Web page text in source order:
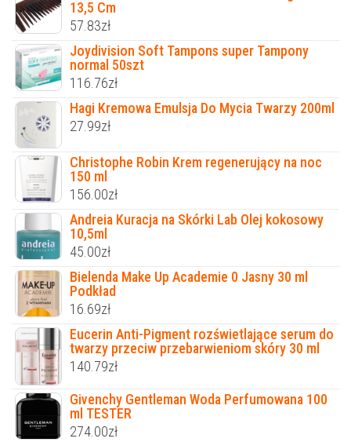
13,5 Cm
57.83zł
Joydivision Soft Tampons super Tampony
normal 50szt
116.76zł
Hagi Kremowa Emulsja Do Mycia Twarzy 200ml
27.99zł
Christophe Robin Krem regenerujący na noc
150 ml
156.00zł
Andreia Kuracja na Skórki Lab Olej kokosowy
10,5ml
45.00zł
Bielenda Make Up Academie 0 Jasny 30 ml
Podkład
16.69zł
Eucerin Anti-Pigment rozświetlające serum do
twarzy przeciw przebarwieniom skóry 30 ml
140.79zł
Givenchy Gentleman Woda Perfumowana 100
ml TESTER
274.00zł